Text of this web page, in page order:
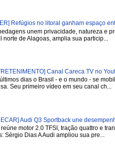
Refúgios no litoral ganham espaço
unem privacidade, natureza e
norte de Alagoas, amplia sua particip...
Canal Careca TV no
dias o Brasil - e o mundo - se
Seu primeiro vídeo em seu canal ch...
Audi Q3 Sportback une
motor 2.0 TFSI, tração quattro e
Sérgio Dias A Audi ampliou sua pre...